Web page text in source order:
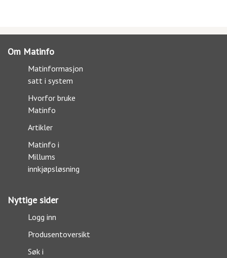
Om Matinfo
Matinformasjon
satt i system
Hvorfor bruke
Matinfo
Artikler
Matinfo i
Millums
innkjøpsløsning
Nyttige sider
Logg inn
Produsentoversikt
Søk i